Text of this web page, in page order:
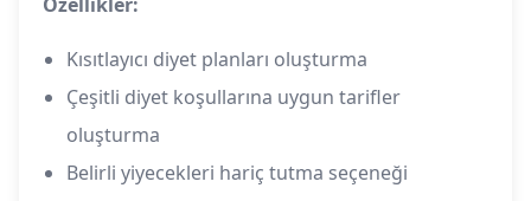
Özellikler:
Kısıtlayıcı diyet planları oluşturma
Çeşitli diyet koşullarına uygun tarifler
oluşturma
Belirli yiyecekleri hariç tutma seçeneği